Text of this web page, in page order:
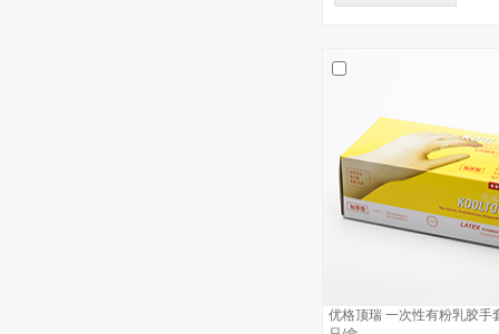
优格顶瑞 一次性有粉乳胶手